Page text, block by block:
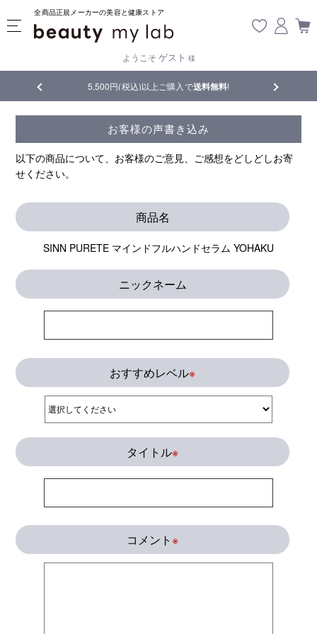
全商品正規メーカーの美容と健康ストア
ようこそ ゲスト 様
5,500円(税込)以上ご購入で送料無料! 【重要】
お客様の声書き込み
以下の商品について、お客様のご意見、ご感想をどしどしお寄
せください。
商品名
SINN PURETE マインドフルハンドセラム YOHAKU
ニックネーム
おすすめレベル※
タイトル※
コメント※